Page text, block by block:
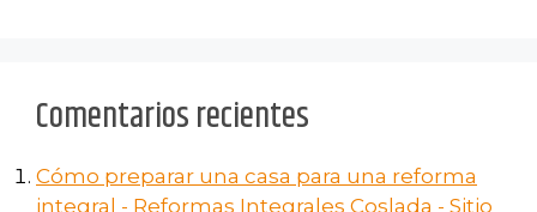
Comentarios recientes
Cómo preparar una casa para una reforma
integral - Reformas Integrales Coslada - Sitio